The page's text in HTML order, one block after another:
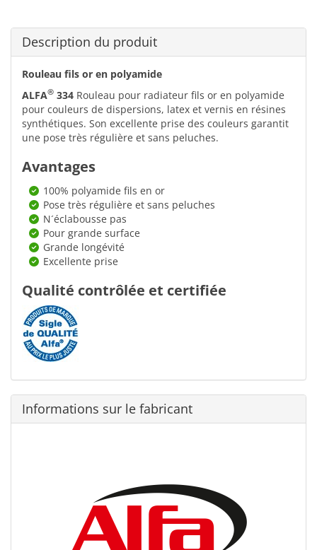
Description du produit
Rouleau fils or en polyamide
ALFA® 334 Rouleau pour radiateur fils or en polyamide
pour couleurs de dispersions, latex et vernis en résines
synthétiques. Son excellente prise des couleurs garantit
une pose très régulière et sans peluches.
Avantages
100% polyamide fils en or
Pose très régulière et sans peluches
N´éclabousse pas
Pour grande surface
Grande longévité
Excellente prise
Qualité contrôlée et certifiée
Informations sur le fabricant